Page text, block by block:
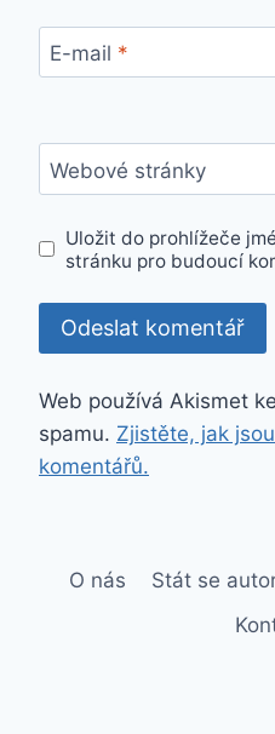
E-mail *
Webové stránky
Uložit do prohlížeče
stránku pro budoucí
Web používá Akismet
spamu. Zjistěte, jak
komentářů.
O nás Stát se